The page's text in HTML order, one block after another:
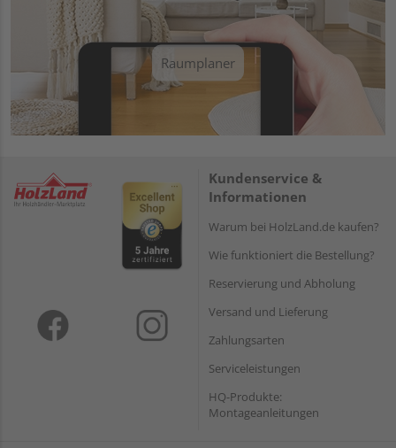
Raumplaner
Kundenservice &
Informationen
Warum bei HolzLand.de kaufen?
Wie funktioniert die Bestellung?
Reservierung und Abholung
Versand und Lieferung
Zahlungsarten
Serviceleistungen
HQ-Produkte:
Montageanleitungen